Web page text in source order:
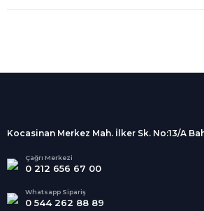
Alışveriş
kargolanmaktadır.
Tüm Kredi Kartlarına taksit
seçenekleri
Kocasinan Merkez Mah. İlker Sk. No:13/A
Çağrı Merkezi
0 212 656 67 00
Whatsapp Sipariş
0 544 262 88 89